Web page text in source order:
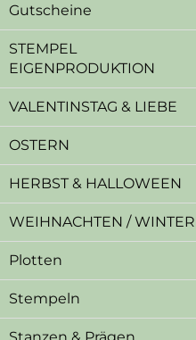
Gutscheine
STEMPEL
EIGENPRODUKTION
VALENTINSTAG & LIEBE
OSTERN
HERBST & HALLOWEEN
WEIHNACHTEN / WINTER
Plotten
Stempeln